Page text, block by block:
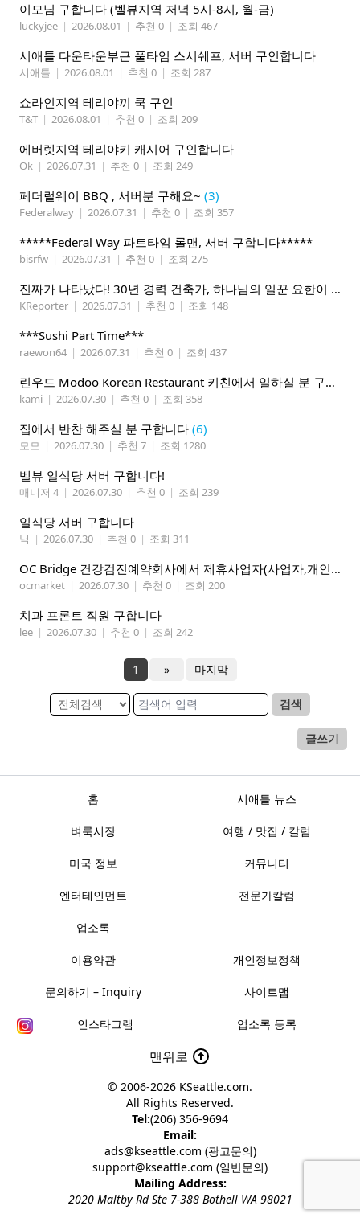
이모님 구합니다 (벨뷰지역 저녁 5시-8시, 월-금)
luckyjee | 2026.08.01 | 추천 0 | 조회 467
시애틀 다운타운부근 풀타임 스시쉐프, 서버 구인합니다
시애틀 | 2026.08.01 | 추천 0 | 조회 287
쇼라인지역 테리야끼 쿡 구인
T&T | 2026.08.01 | 추천 0 | 조회 209
에버렛지역 테리야키 캐시어 구인합니다
Ok | 2026.07.31 | 추천 0 | 조회 249
페더럴웨이 BBQ , 서버분 구해요~ (3)
Federalway | 2026.07.31 | 추천 0 | 조회 357
*****Federal Way 파트타임 롤맨, 서버 구합니다*****
bisrfw | 2026.07.31 | 추천 0 | 조회 275
진짜가 나타났다! 30년 경력 건축가, 하나님의 일꾼 요한이 책임 시공합니다.
KReporter | 2026.07.31 | 추천 0 | 조회 148
***Sushi Part Time***
raewon64 | 2026.07.31 | 추천 0 | 조회 437
린우드 Modoo Korean Restaurant 키친에서 일하실 분 구합니다
kami | 2026.07.30 | 추천 0 | 조회 358
집에서 반찬 해주실 분 구합니다 (6)
모모 | 2026.07.30 | 추천 7 | 조회 1280
벨뷰 일식당 서버 구합니다!
매니저 4 | 2026.07.30 | 추천 0 | 조회 239
일식당 서버 구합니다
닉 | 2026.07.30 | 추천 0 | 조회 311
OC Bridge 건강검진예약회사에서 제휴사업자(사업자,개인)모집 (재택근무)
ocmarket | 2026.07.30 | 추천 0 | 조회 200
치과 프론트 직원 구합니다
lee | 2026.07.30 | 추천 0 | 조회 242
1 » 마지막
검색
글쓰기
홈 시애틀 뉴스
벼룩시장 여행 / 맛집 / 칼럼
미국 정보 커뮤니티
엔터테인먼트 전문가칼럼
업소록
이용약관 개인정보정책
문의하기 – Inquiry 사이트맵
인스타그램 업소록 등록
맨위로
© 2006-2026 KSeattle.com.
All Rights Reserved.
Tel:(206) 356-9694
Email:
ads@kseattle.com (광고문의)
support@kseattle.com (일반문의)
Mailing Address:
2020 Maltby Rd Ste 7-388 Bothell WA 98021